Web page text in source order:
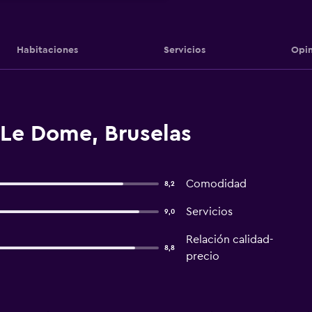
Habitaciones Servicios
Dome, Bruselas
8,2 Comodidad
9,0 Servicios
8,8
Relación calidad-
precio